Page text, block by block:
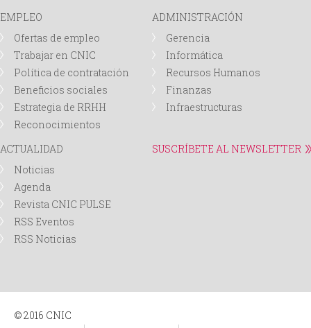
EMPLEO
Ofertas de empleo
Trabajar en CNIC
Política de contratación
Beneficios sociales
Estrategia de RRHH
Reconocimientos
ADMINISTRACIÓN
Gerencia
Informática
Recursos Humanos
Finanzas
Infraestructuras
ACTUALIDAD
Noticias
Agenda
Revista CNIC PULSE
RSS Eventos
RSS Noticias
SUSCRÍBETE AL NEWSLETTER
© 2016 CNIC